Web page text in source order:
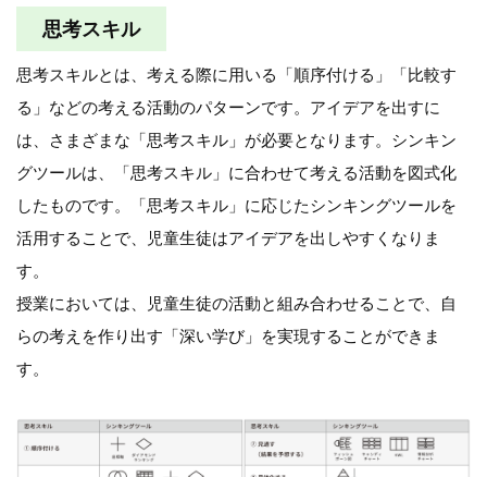
思考スキル
思考スキルとは、考える際に用いる「順序付ける」「比較す
る」などの考える活動のパターンです。アイデアを出すに
は、さまざまな「思考スキル」が必要となります。シンキン
グツールは、「思考スキル」に合わせて考える活動を図式化
したものです。「思考スキル」に応じたシンキングツールを
活用することで、児童生徒はアイデアを出しやすくなりま
す。
授業においては、児童生徒の活動と組み合わせることで、自
らの考えを作り出す「深い学び」を実現することができま
す。